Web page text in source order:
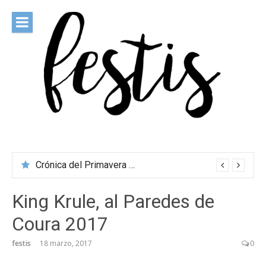
contenido
Crónica del Primavera Sound Porto 2026
King Krule, al Paredes de
Coura 2017
festis 18 marzo, 2017 0